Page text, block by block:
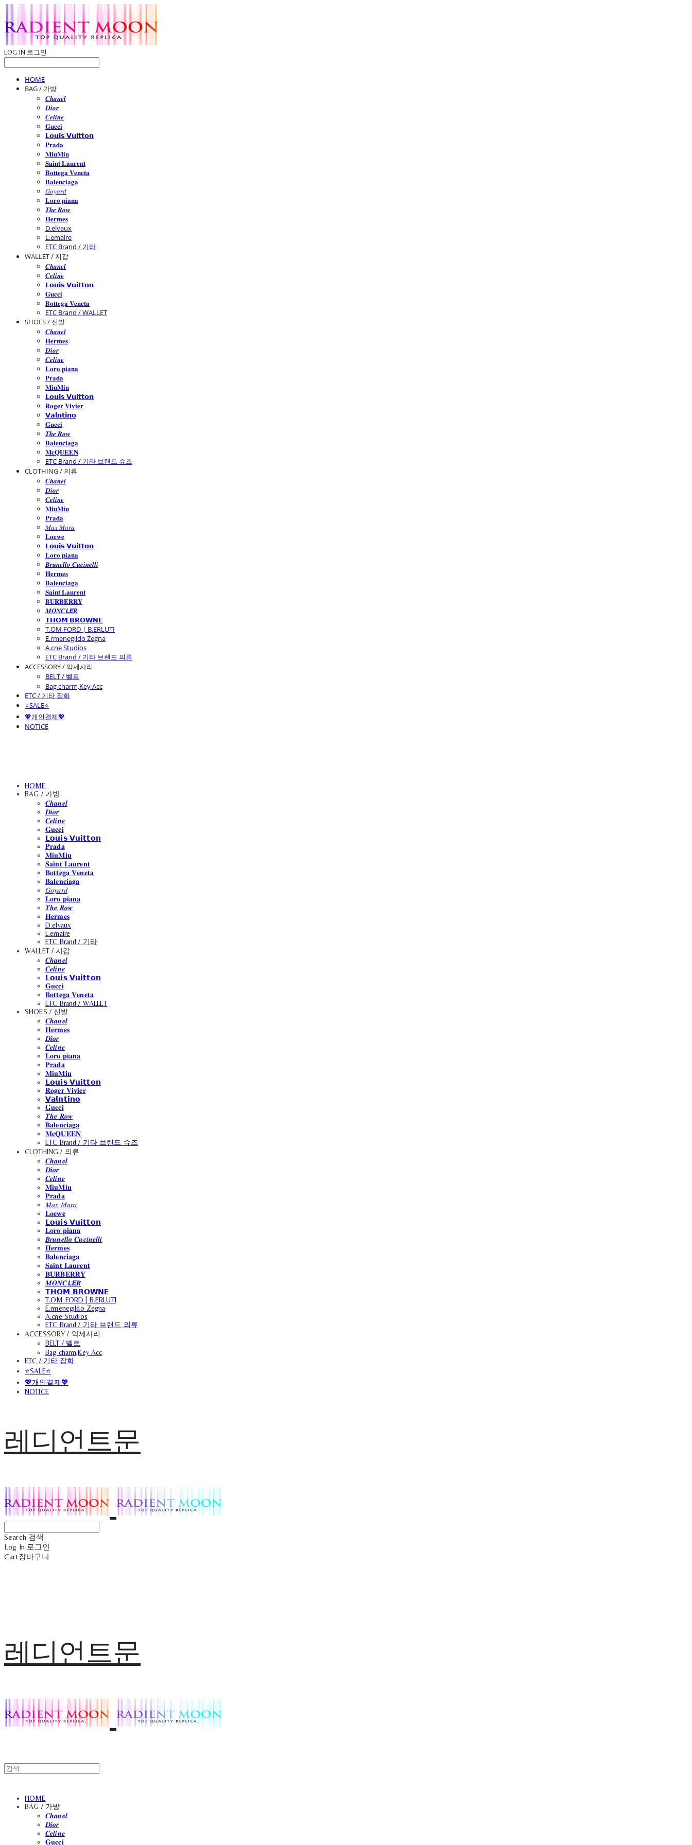
LOG IN 로그인
HOME
BAG / 가방
𝑪𝒉𝒂𝒏𝒆𝒍
𝑫𝒊𝒐𝒓
𝑪𝒆𝒍𝒊𝒏𝒆
𝐆𝐮𝐜𝐜𝐢
𝗟𝗼𝘂𝗶𝘀 𝗩𝘂𝗶𝘁𝘁𝗼𝗻
𝐏𝐫𝐚𝐝𝐚
𝐌𝐢𝐮𝐌𝐢𝐮
𝐒𝐚𝐢𝐧𝐭 𝐋𝐚𝐮𝐫𝐞𝐧𝐭
𝐁𝐨𝐭𝐭𝐞𝐠𝐚 𝐕𝐞𝐧𝐞𝐭𝐚
𝐁𝐚𝐥𝐞𝐧𝐜𝐢𝐚𝐠𝐚
𝐺𝑜𝑦𝑎𝑟𝑑
𝐋𝐨𝐫𝐨 𝐩𝐢𝐚𝐧𝐚
𝑻𝒉𝒆 𝑹𝒐𝒘
𝐇𝐞𝐫𝐦𝐞𝐬
D.elvaux
L.emaire
ETC Brand / 기타
WALLET / 지갑
𝑪𝒉𝒂𝒏𝒆𝒍
𝑪𝒆𝒍𝒊𝒏𝒆
𝗟𝗼𝘂𝗶𝘀 𝗩𝘂𝗶𝘁𝘁𝗼𝗻
𝐆𝐮𝐜𝐜𝐢
𝐁𝐨𝐭𝐭𝐞𝐠𝐚 𝐕𝐞𝐧𝐞𝐭𝐚
ETC Brand / WALLET
SHOES / 신발
𝑪𝒉𝒂𝒏𝒆𝒍
𝐇𝐞𝐫𝐦𝐞𝐬
𝑫𝒊𝒐𝒓
𝑪𝒆𝒍𝒊𝒏𝒆
𝐋𝐨𝐫𝐨 𝐩𝐢𝐚𝐧𝐚
𝐏𝐫𝐚𝐝𝐚
𝐌𝐢𝐮𝐌𝐢𝐮
𝗟𝗼𝘂𝗶𝘀 𝗩𝘂𝗶𝘁𝘁𝗼𝗻
𝐑𝐨𝐠𝐞𝐫 𝐕𝐢𝐯𝐢𝐞𝐫
𝗩𝗮𝗹𝗻𝘁𝗶𝗻𝗼
𝐆𝐮𝐜𝐜𝐢
𝑻𝒉𝒆 𝑹𝒐𝒘
𝐁𝐚𝐥𝐞𝐧𝐜𝐢𝐚𝐠𝐚
𝐌𝐜𝐐𝐔𝐄𝐄𝐍
ETC Brand / 기타 브랜드 슈즈
CLOTHING / 의류
𝑪𝒉𝒂𝒏𝒆𝒍
𝑫𝒊𝒐𝒓
𝑪𝒆𝒍𝒊𝒏𝒆
𝐌𝐢𝐮𝐌𝐢𝐮
𝐏𝐫𝐚𝐝𝐚
𝑀𝑎𝑥 𝑀𝑎𝑟𝑎
𝐋𝐨𝐞𝐰𝐞
𝗟𝗼𝘂𝗶𝘀 𝗩𝘂𝗶𝘁𝘁𝗼𝗻
𝐋𝐨𝐫𝐨 𝐩𝐢𝐚𝐧𝐚
𝑩𝒓𝒖𝒏𝒆𝒍𝒍𝒐 𝑪𝒖𝒄𝒊𝒏𝒆𝒍𝒍𝒊
𝐇𝐞𝐫𝐦𝐞𝐬
𝐁𝐚𝐥𝐞𝐧𝐜𝐢𝐚𝐠𝐚
𝐒𝐚𝐢𝐧𝐭 𝐋𝐚𝐮𝐫𝐞𝐧𝐭
𝐁𝐔𝐑𝐁𝐄𝐑𝐑𝐘
𝑴𝑶𝑵𝑪𝙇𝙀𝑹
𝗧𝗛𝗢𝗠 𝗕𝗥𝗢𝗪𝗡𝗘
T.OM FORD | B.ERLUTI
E.rmenegildo Zegna
A.cne Studios
ETC Brand / 기타 브랜드 의류
ACCESSORY / 악세사리
BELT / 벨트
Bag charm,Key Acc
ETC / 기타 잡화
⭐SALE⭐
💖개인결제💖
NOTICE
HOME
BAG / 가방
𝑪𝒉𝒂𝒏𝒆𝒍
𝑫𝒊𝒐𝒓
𝑪𝒆𝒍𝒊𝒏𝒆
𝐆𝐮𝐜𝐜𝐢
𝗟𝗼𝘂𝗶𝘀 𝗩𝘂𝗶𝘁𝘁𝗼𝗻
𝐏𝐫𝐚𝐝𝐚
𝐌𝐢𝐮𝐌𝐢𝐮
𝐒𝐚𝐢𝐧𝐭 𝐋𝐚𝐮𝐫𝐞𝐧𝐭
𝐁𝐨𝐭𝐭𝐞𝐠𝐚 𝐕𝐞𝐧𝐞𝐭𝐚
𝐁𝐚𝐥𝐞𝐧𝐜𝐢𝐚𝐠𝐚
𝐺𝑜𝑦𝑎𝑟𝑑
𝐋𝐨𝐫𝐨 𝐩𝐢𝐚𝐧𝐚
𝑻𝒉𝒆 𝑹𝒐𝒘
𝐇𝐞𝐫𝐦𝐞𝐬
D.elvaux
L.emaire
ETC Brand / 기타
WALLET / 지갑
𝑪𝒉𝒂𝒏𝒆𝒍
𝑪𝒆𝒍𝒊𝒏𝒆
𝗟𝗼𝘂𝗶𝘀 𝗩𝘂𝗶𝘁𝘁𝗼𝗻
𝐆𝐮𝐜𝐜𝐢
𝐁𝐨𝐭𝐭𝐞𝐠𝐚 𝐕𝐞𝐧𝐞𝐭𝐚
ETC Brand / WALLET
SHOES / 신발
𝑪𝒉𝒂𝒏𝒆𝒍
𝐇𝐞𝐫𝐦𝐞𝐬
𝑫𝒊𝒐𝒓
𝑪𝒆𝒍𝒊𝒏𝒆
𝐋𝐨𝐫𝐨 𝐩𝐢𝐚𝐧𝐚
𝐏𝐫𝐚𝐝𝐚
𝐌𝐢𝐮𝐌𝐢𝐮
𝗟𝗼𝘂𝗶𝘀 𝗩𝘂𝗶𝘁𝘁𝗼𝗻
𝐑𝐨𝐠𝐞𝐫 𝐕𝐢𝐯𝐢𝐞𝐫
𝗩𝗮𝗹𝗻𝘁𝗶𝗻𝗼
𝐆𝐮𝐜𝐜𝐢
𝑻𝒉𝒆 𝑹𝒐𝒘
𝐁𝐚𝐥𝐞𝐧𝐜𝐢𝐚𝐠𝐚
𝐌𝐜𝐐𝐔𝐄𝐄𝐍
ETC Brand / 기타 브랜드 슈즈
CLOTHING / 의류
𝑪𝒉𝒂𝒏𝒆𝒍
𝑫𝒊𝒐𝒓
𝑪𝒆𝒍𝒊𝒏𝒆
𝐌𝐢𝐮𝐌𝐢𝐮
𝐏𝐫𝐚𝐝𝐚
𝑀𝑎𝑥 𝑀𝑎𝑟𝑎
𝐋𝐨𝐞𝐰𝐞
𝗟𝗼𝘂𝗶𝘀 𝗩𝘂𝗶𝘁𝘁𝗼𝗻
𝐋𝐨𝐫𝐨 𝐩𝐢𝐚𝐧𝐚
𝑩𝒓𝒖𝒏𝒆𝒍𝒍𝒐 𝑪𝒖𝒄𝒊𝒏𝒆𝒍𝒍𝒊
𝐇𝐞𝐫𝐦𝐞𝐬
𝐁𝐚𝐥𝐞𝐧𝐜𝐢𝐚𝐠𝐚
𝐒𝐚𝐢𝐧𝐭 𝐋𝐚𝐮𝐫𝐞𝐧𝐭
𝐁𝐔𝐑𝐁𝐄𝐑𝐑𝐘
𝑴𝑶𝑵𝑪𝙇𝙀𝑹
𝗧𝗛𝗢𝗠 𝗕𝗥𝗢𝗪𝗡𝗘
T.OM FORD | B.ERLUTI
E.rmenegildo Zegna
A.cne Studios
ETC Brand / 기타 브랜드 의류
ACCESSORY / 악세사리
BELT / 벨트
Bag charm,Key Acc
ETC / 기타 잡화
⭐SALE⭐
💖개인결제💖
NOTICE
레디언트문
Search 검색
Log In 로그인
Cart장바구니
레디언트문
HOME
BAG / 가방
𝑪𝒉𝒂𝒏𝒆𝒍
𝑫𝒊𝒐𝒓
𝑪𝒆𝒍𝒊𝒏𝒆
𝐆𝐮𝐜𝐜𝐢